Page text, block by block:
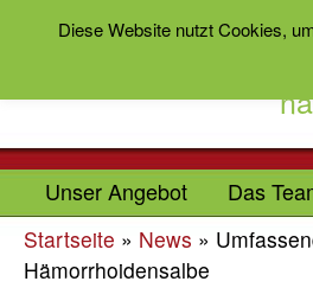
Unser Angebot Das
Startseite » News »
Hämorrhoidensalbe
Diese Website nutzt Cookies,